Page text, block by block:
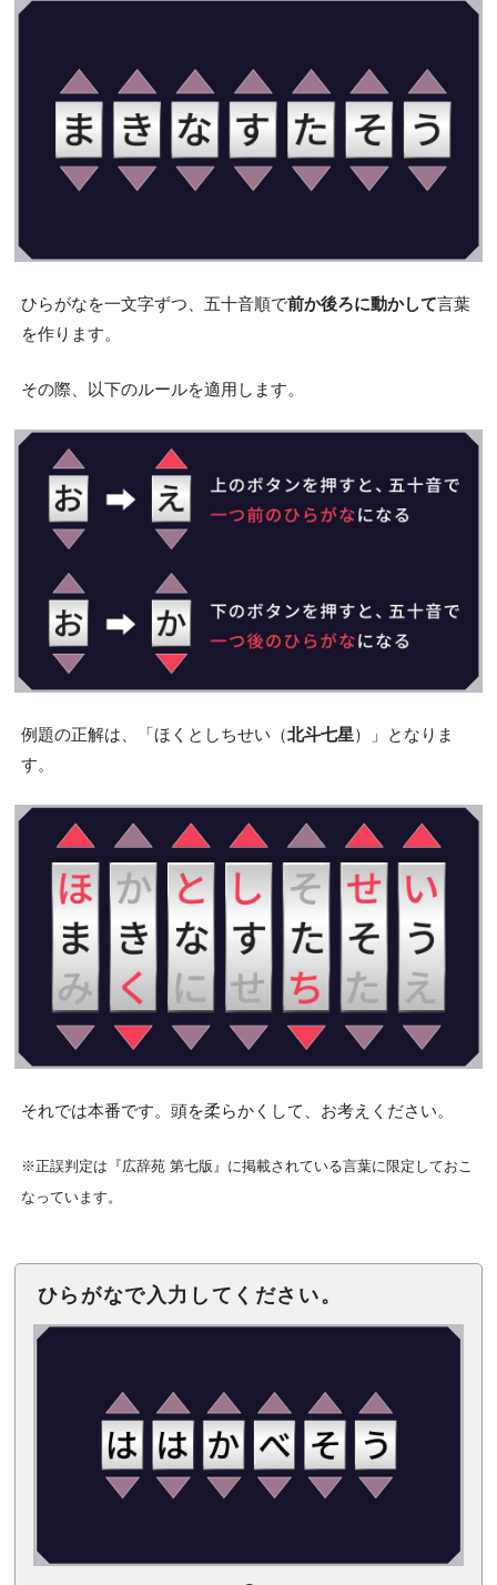
ひらがなを一文字ずつ、五十音順で前か後ろに動かして言葉
を作ります。
その際、以下のルールを適用します。
例題の正解は、「ほくとしちせい（北斗七星）」となりま
す。
それでは本番です。頭を柔らかくして、お考えください。
※正誤判定は『広辞苑 第七版』に掲載されている言葉に限定しておこ
なっています。
ひらがなで入力してください。